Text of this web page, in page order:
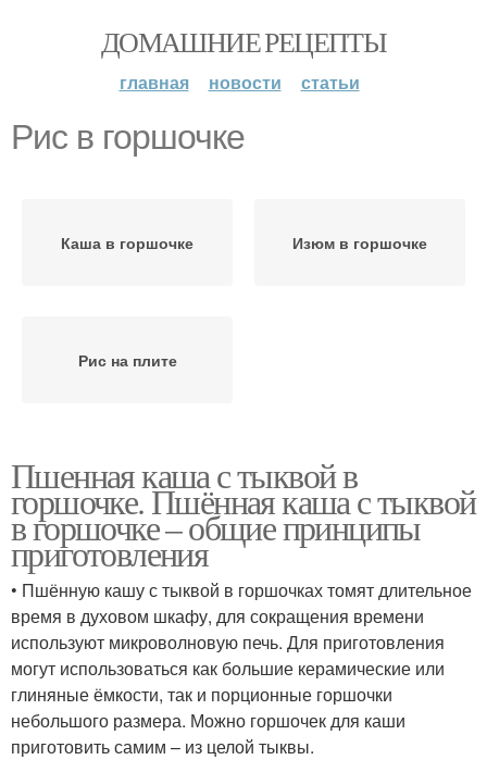
ДОМАШНИЕ РЕЦЕПТЫ
главная новости статьи
Рис в горшочке
Каша в горшочке Изюм в горшочке
Рис на плите
Пшенная каша с тыквой в
горшочке. Пшённая каша с тыквой
в горшочке – общие принципы
приготовления
• Пшённую кашу с тыквой в горшочках томят длительное
время в духовом шкафу, для сокращения времени
используют микроволновую печь. Для приготовления
могут использоваться как большие керамические или
глиняные ёмкости, так и порционные горшочки
небольшого размера. Можно горшочек для каши
приготовить самим – из целой тыквы.